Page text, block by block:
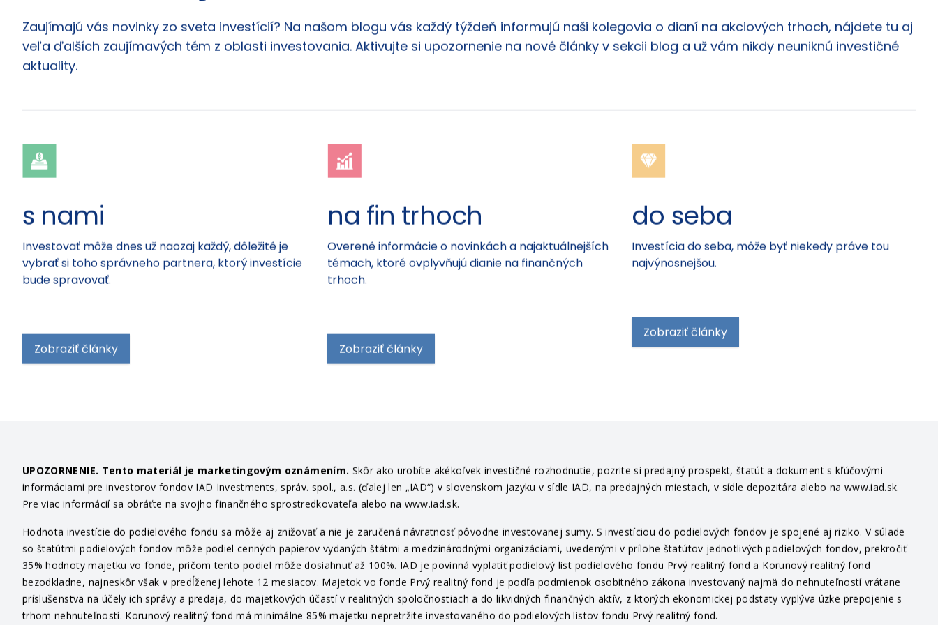
Články
Zaujímajú vás novinky zo sveta investícií? Na našom blogu vás každý týždeň informujú naši kolegovia o dianí na akciových trhoch, nájdete tu aj
veľa ďalších zaujímavých tém z oblasti investovania. Aktivujte si upozornenie na nové články v sekcii blog a už vám nikdy neuniknú investičné
s nami
Investovať môže dnes už naozaj každý, dôležité je
vybrať si toho správneho partnera, ktorý investície
na fin trhoch
Overené informácie o novinkách a najaktuálnejších
témach, ktoré ovplyvňujú dianie na finančných
do seba
Investícia do seba, môže byť niekedy práve tou
UPOZORNENIE. Tento materiál je marketingovým oznámením.Skôr ako urobíte akékoľvek investičné rozhodnutie, pozrite si predajný prospekt, štatút a dokument s kľúčovými
informáciami pre investorov fondov IAD Investments, správ. spol., a.s. (ďalej len „IAD“) v slovenskom jazyku v sídle IAD, na predajných miestach, v sídle depozitára alebo na www.iad.sk.
Pre viac informácií sa obráťte na svojho finančného sprostredkovateľa alebo na www.iad.sk.
Hodnota investície do podielového fondu sa môže aj znižovať a nie je zaručená návratnosť pôvodne investovanej sumy. S investíciou do podielových fondov je spojené aj riziko. V súlade
so štatútmi podielových fondov môže podiel cenných papierov vydaných štátmi a medzinárodnými organizáciami, uvedenými v prílohe štatútov jednotlivých podielových fondov, prekročiť
35% hodnoty majetku vo fonde, pričom tento podiel môže dosiahnuť až 100%. IAD je povinná vyplatiť podielový list podielového fondu Prvý realitný fond a Korunový realitný fond
bezodkladne, najneskôr však v predĺženej lehote 12 mesiacov. Majetok vo fonde Prvý realitný fond je podľa podmienok osobitného zákona investovaný najmä do nehnuteľností vrátane
príslušenstva na účely ich správy a predaja, do majetkových účastí v realitných spoločnostiach a do likvidných finančných aktív, z ktorých ekonomickej podstaty vyplýva úzke prepojenie s